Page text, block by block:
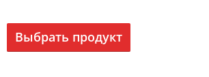
Выбрать продукт